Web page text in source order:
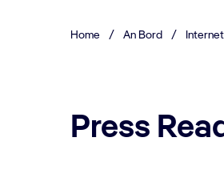
Home / An Bord /
Press